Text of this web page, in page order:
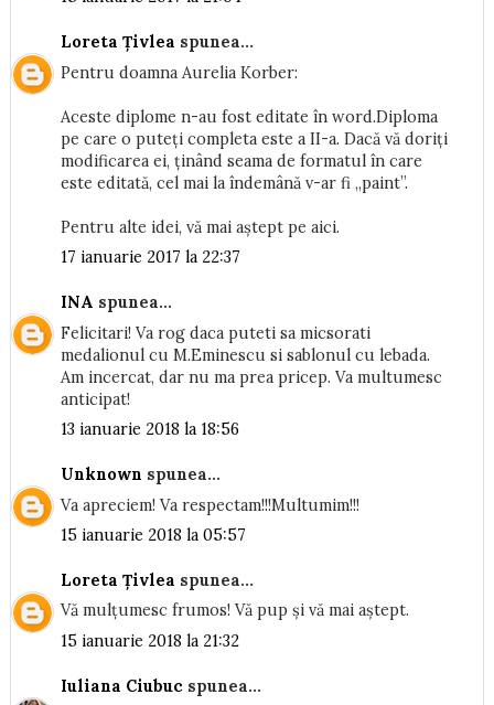
Loreta Țivlea spunea...
Pentru doamna Aurelia Korber:
Aceste diplome n-au fost editate în word.Diploma
pe care o puteți completa este a II-a. Dacă vă doriți
modificarea ei, ținând seama de formatul în care
este editată, cel mai la îndemână v-ar fi „paint”.
Pentru alte idei, vă mai aștept pe aici.
17 ianuarie 2017 la 22:37
INA spunea...
Felicitari! Va rog daca puteti sa micsorati
medalionul cu M.Eminescu si sablonul cu lebada.
Am incercat, dar nu ma prea pricep. Va multumesc
anticipat!
13 ianuarie 2018 la 18:56
Unknown spunea...
Va apreciem! Va respectam!!!Multumim!!!
15 ianuarie 2018 la 05:57
Loreta Țivlea spunea...
Vă mulțumesc frumos! Vă pup și vă mai aștept.
15 ianuarie 2018 la 21:32
Iuliana Ciubucspunea...